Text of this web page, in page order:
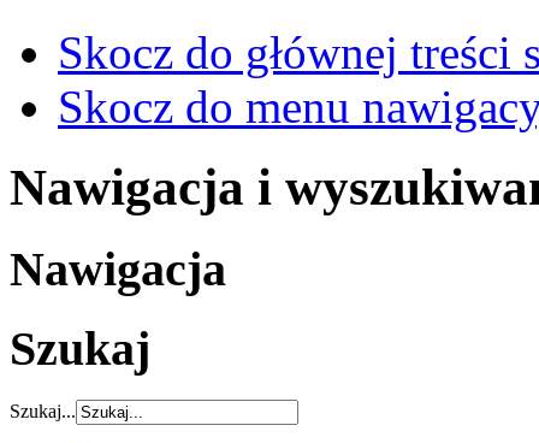
Skocz do głównej treści
Skocz do menu
Nawigacja i
Nawigacja
Szukaj
Szukaj...